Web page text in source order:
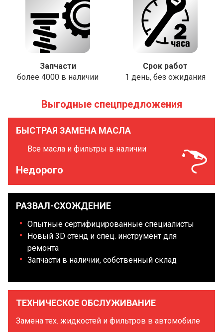
Запчасти
более 4000 в наличии
Срок работ
1 день, без ожидания
Выгодные спецпредложения
БЫСТРАЯ ЗАМЕНА МАСЛА
Все масла и фильтры в наличии
Недорого
РАЗВАЛ-СХОЖДЕНИЕ
Опытные сертифицированные специалисты
Новый 3D стенд и спец. инструмент для
ремонта
Запчасти в наличии, собственный склад
ТЕХНИЧЕСКОЕ ОБСЛУЖИВАНИЕ
Замена тех. жидкостей и фильтров в автомобиле